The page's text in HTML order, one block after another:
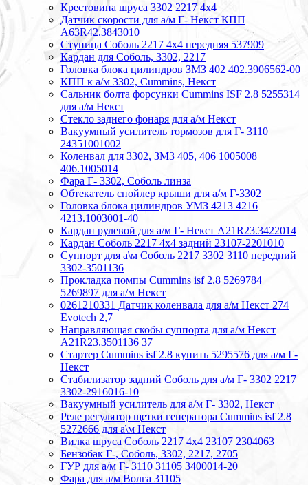
Крестовина шруса 3302 2217 4х4
Датчик скорости для а/м Г- Некст КПП
А63R42.3843010
Ступица Соболь 2217 4х4 передняя 537909
Кардан для Соболь, 3302, 2217
Головка блока цилиндров ЗМЗ 402 402.3906562-00
КПП к а/м 3302, Cummins, Некст
Сальник болта форсунки Cummins ISF 2.8 5255314
для а/м Некст
Стекло заднего фонаря для а/м Некст
Вакуумный усилитель тормозов для Г- 3110
24351001002
Коленвал для 3302, ЗМЗ 405, 406 1005008
406.1005014
Фара Г- 3302, Соболь линза
Обтекатель спойлер крыши для а/м Г-3302
Головка блока цилиндров УМЗ 4213 4216
4213.1003001-40
Кардан рулевой для а/м Г- Некст А21R23.3422014
Кардан Соболь 2217 4х4 задний 23107-2201010
Суппорт для а\м Соболь 2217 3302 3110 передний
3302-3501136
Прокладка помпы Cummins isf 2.8 5269784
5269897 для а/м Некст
0261210331 Датчик коленвала для а/м Некст 274
Evotech 2,7
Направляющая скобы суппорта для а/м Некст
A21R23.3501136 37
Стартер Cummins isf 2.8 купить 5295576 для а/м Г-
Некст
Стабилизатор задний Соболь для а/м Г- 3302 2217
3302-2916016-10
Вакуумный усилитель для а/м Г- 3302, Некст
Реле регулятор щетки генератора Cummins isf 2.8
5272666 для а\м Некст
Вилка шруса Соболь 2217 4х4 23107 2304063
Бензобак Г-, Соболь, 3302, 2217, 2705
ГУР для а/м Г- 3110 31105 3400014-20
Фара для а/м Волга 31105